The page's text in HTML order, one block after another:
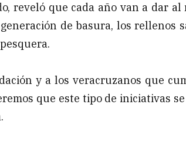
reveló que cada año van a dar
de basura, los rellenos
y a los veracruzanos que
que este tipo de iniciativas